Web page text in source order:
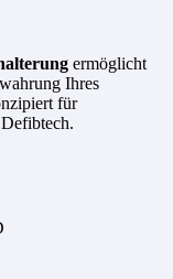
ermöglicht
Ihres
für